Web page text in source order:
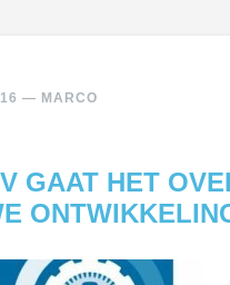
— MARCO
GAAT HET